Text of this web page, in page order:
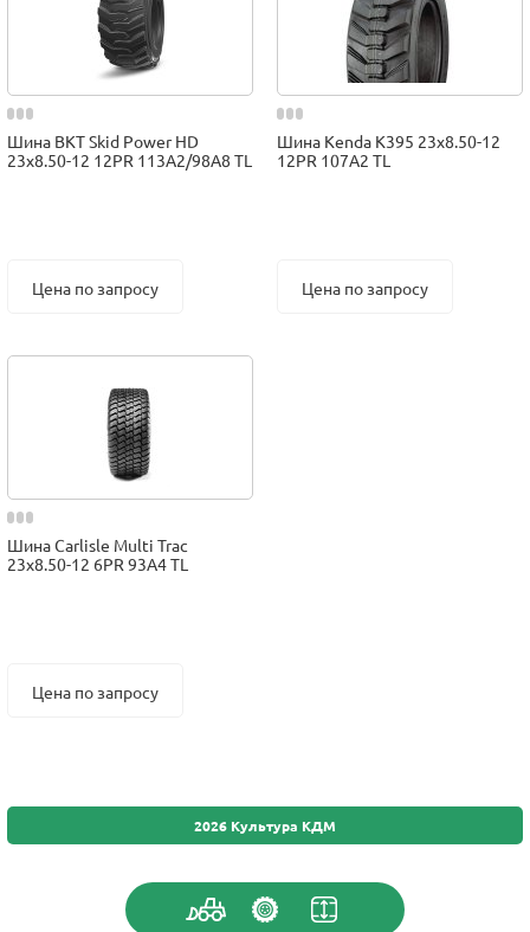
Шина BKT Skid Power HD
23x8.50-12 12PR 113A2/98A8 TL
Цена по запросу
Шина Kenda K395 23x8.50-12
12PR 107A2 TL
Цена по запросу
Шина Carlisle Multi Trac
23x8.50-12 6PR 93A4 TL
Цена по запросу
2026 Культура КДМ